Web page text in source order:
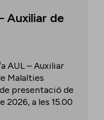
Auxiliar de
AUL – Auxiliar
Malalties
presentació de
2026, a les 15.00